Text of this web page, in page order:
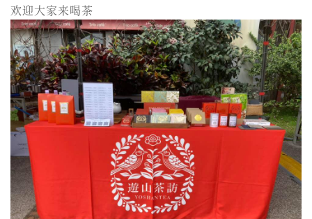
欢迎大家来喝茶